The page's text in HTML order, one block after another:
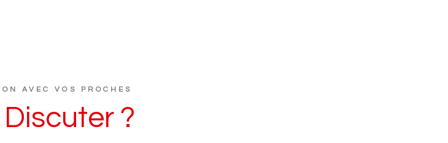
AVEC VOS PROCHES
Discuter ?